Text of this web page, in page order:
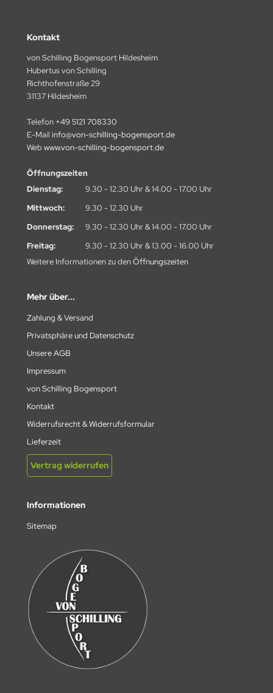
Kontakt
von Schilling Bogensport Hildesheim
Hubertus von Schilling
Richthofenstraße 29
31137 Hildesheim
Telefon +49 5121 708330
E-Mail info@von-schilling-bogensport.de
Web www.von-schilling-bogensport.de
Öffnungszeiten
Dienstag:
9.30 - 12.30 Uhr & 14.00 - 17.00 Uhr
Mittwoch:
9.30 - 12.30 Uhr
Donnerstag:
9.30 - 12.30 Uhr & 14.00 - 17.00 Uhr
Freitag:
9.30 - 12.30 Uhr & 13.00 - 16.00 Uhr
Weitere Informationen zu denÖffnungszeiten
Mehr über...
Zahlung & Versand
Privatsphäre und Datenschutz
Unsere AGB
Impressum
von Schilling Bogensport
Kontakt
Widerrufsrecht & Widerrufsformular
Lieferzeit
Vertrag widerrufen
Informationen
Sitemap